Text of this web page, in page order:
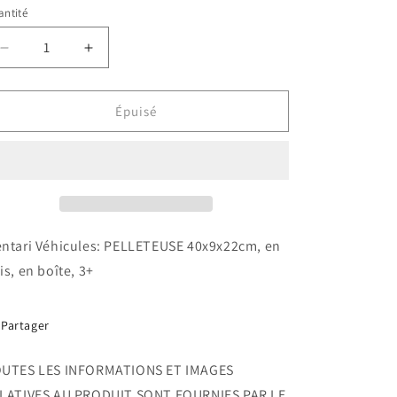
Réduire
la
quantité
Pelleteuse
Augmenter
la
quantité
Pelleteuse
Épuisé
Véhicules: PELLETEUSE 40x9x22cm, en
en boîte, 3+
Partager
LES INFORMATIONS ET IMAGES